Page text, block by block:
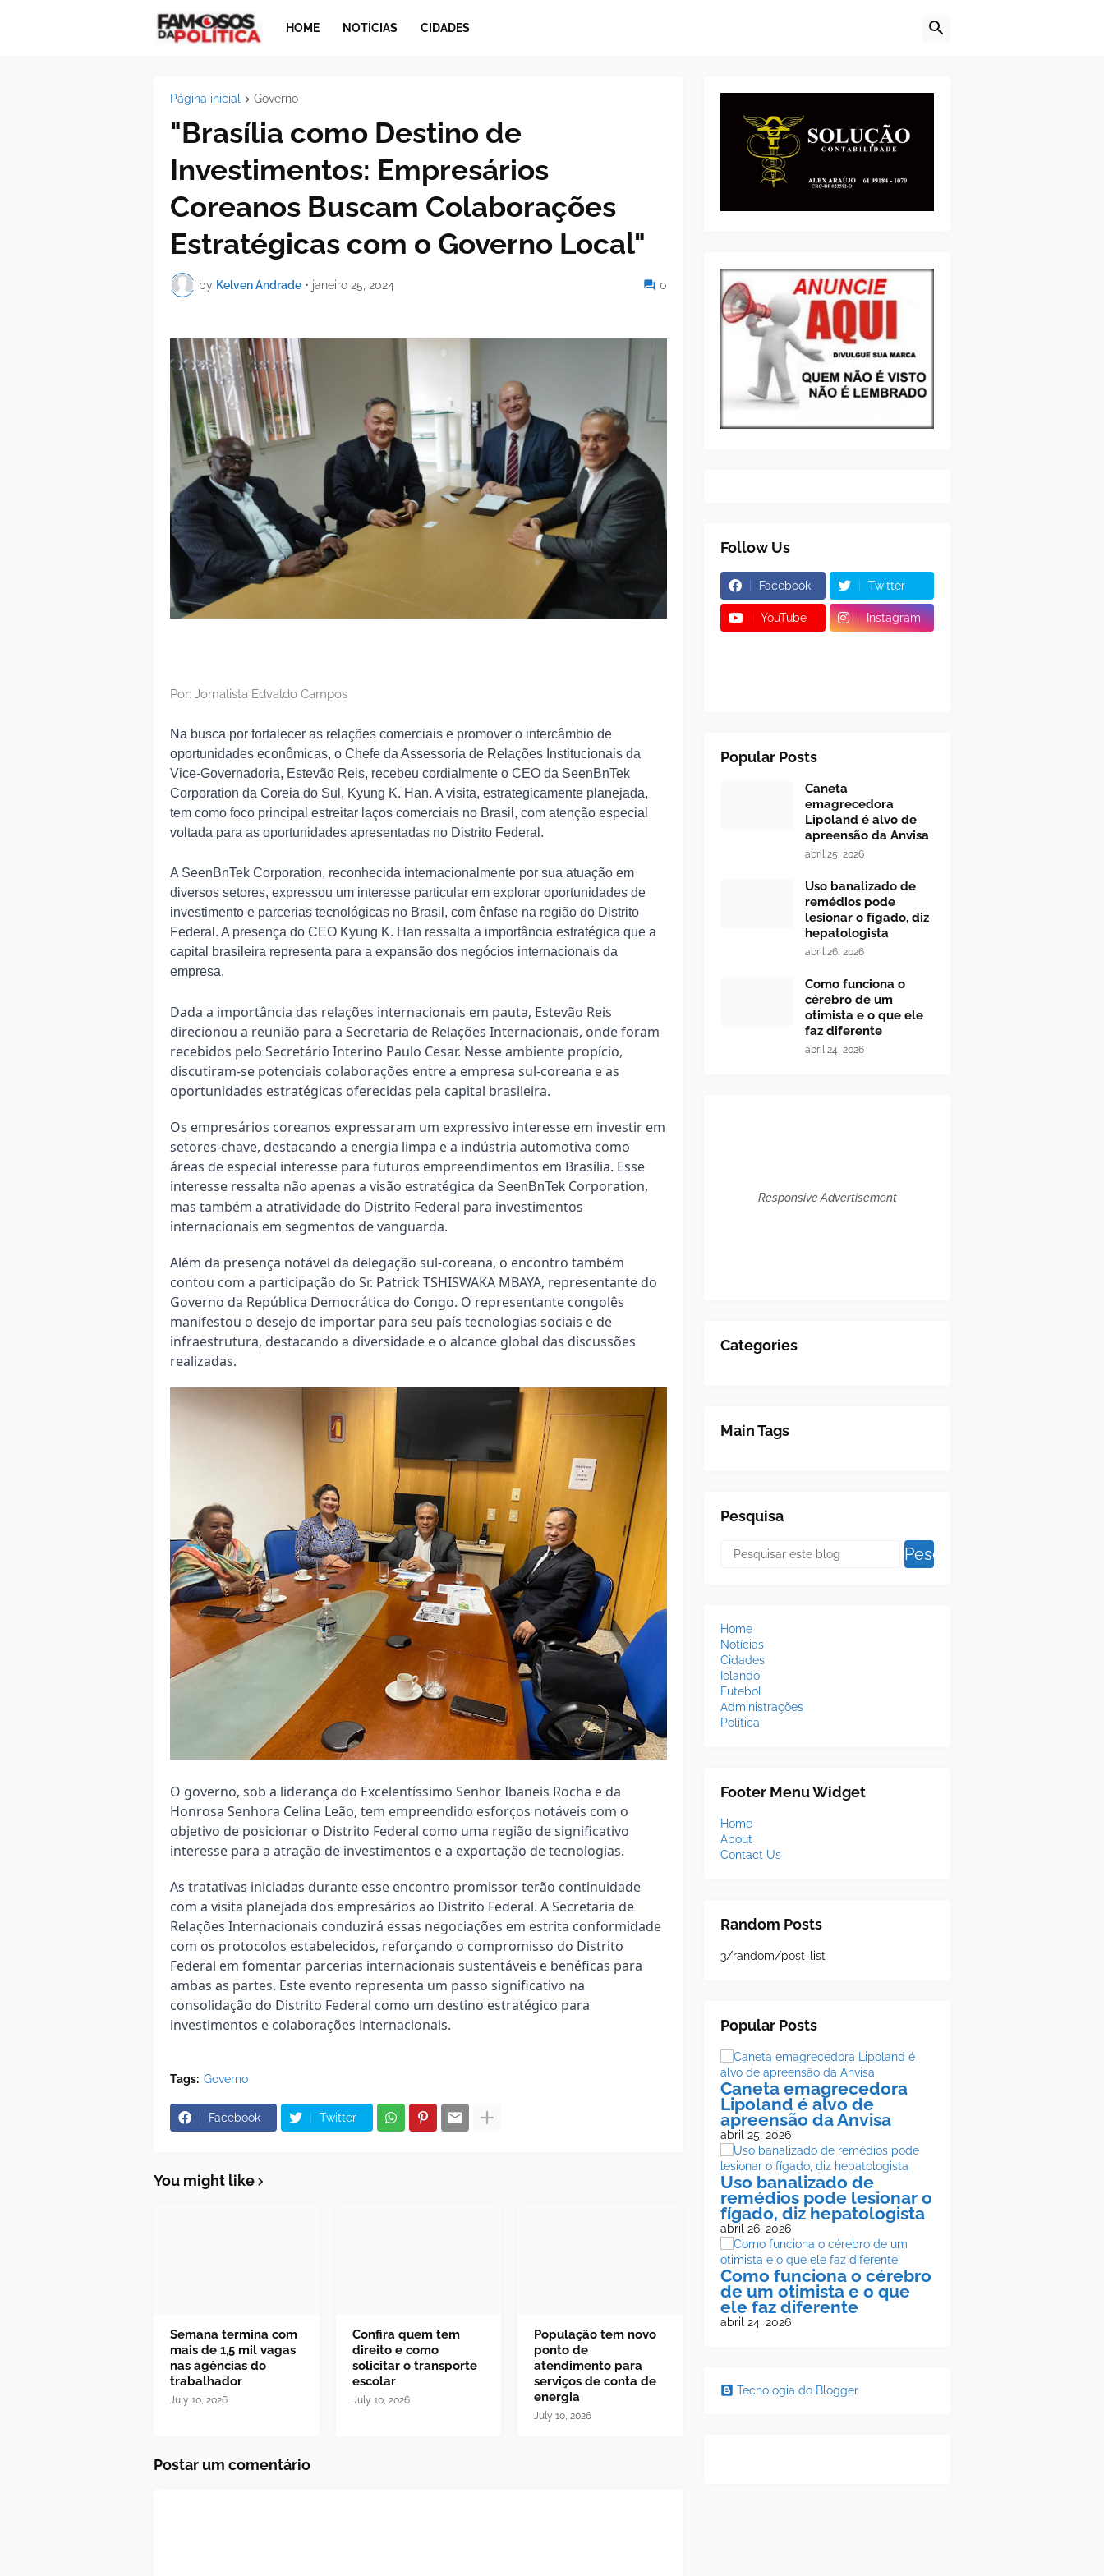
HOME NOTÍCIAS CIDADES
Página inicial Governo
"Brasília como Destino de
Investimentos: Empresários
Coreanos Buscam Colaborações
Estratégicas com o Governo Local"
by Kelven Andrade • janeiro 25, 2024 0
Por: Jornalista Edvaldo Campos
Na busca por fortalecer as relações comerciais e promover o intercâmbio de
oportunidades econômicas, o Chefe da Assessoria de Relações Institucionais da
Vice-Governadoria, Estevão Reis, recebeu cordialmente o CEO da SeenBnTek
Corporation da Coreia do Sul, Kyung K. Han. A visita, estrategicamente planejada,
tem como foco principal estreitar laços comerciais no Brasil, com atenção especial
voltada para as oportunidades apresentadas no Distrito Federal.
A SeenBnTek Corporation, reconhecida internacionalmente por sua atuação em
diversos setores, expressou um interesse particular em explorar oportunidades de
investimento e parcerias tecnológicas no Brasil, com ênfase na região do Distrito
Federal. A presença do CEO Kyung K. Han ressalta a importância estratégica que a
capital brasileira representa para a expansão dos negócios internacionais da
empresa.
Dada a importância das relações internacionais em pauta, Estevão Reis
direcionou a reunião para a Secretaria de Relações Internacionais, onde foram
recebidos pelo Secretário Interino Paulo Cesar. Nesse ambiente propício,
discutiram-se potenciais colaborações entre a empresa sul-coreana e as
oportunidades estratégicas oferecidas pela capital brasileira.
Os empresários coreanos expressaram um expressivo interesse em investir em
setores-chave, destacando a energia limpa e a indústria automotiva como
áreas de especial interesse para futuros empreendimentos em Brasília. Esse
interesse ressalta não apenas a visão estratégica da SeenBnTek Corporation,
mas também a atratividade do Distrito Federal para investimentos
internacionais em segmentos de vanguarda.
Além da presença notável da delegação sul-coreana, o encontro também
contou com a participação do Sr. Patrick TSHISWAKA MBAYA, representante do
Governo da República Democrática do Congo. O representante congolês
manifestou o desejo de importar para seu país tecnologias sociais e de
infraestrutura, destacando a diversidade e o alcance global das discussões
realizadas.
O governo, sob a liderança do Excelentíssimo Senhor Ibaneis Rocha e da
Honrosa Senhora Celina Leão, tem empreendido esforços notáveis com o
objetivo de posicionar o Distrito Federal como uma região de significativo
interesse para a atração de investimentos e a exportação de tecnologias.
As tratativas iniciadas durante esse encontro promissor terão continuidade
com a visita planejada dos empresários ao Distrito Federal. A Secretaria de
Relações Internacionais conduzirá essas negociações em estrita conformidade
com os protocolos estabelecidos, reforçando o compromisso do Distrito
Federal em fomentar parcerias internacionais sustentáveis e benéficas para
ambas as partes. Este evento representa um passo significativo na
consolidação do Distrito Federal como um destino estratégico para
investimentos e colaborações internacionais.
Tags: Governo
Facebook Twitter
You might like
Semana termina com
mais de 1,5 mil vagas
nas agências do
trabalhador
July 10, 2026
Confira quem tem
direito e como
solicitar o transporte
escolar
July 10, 2026
População tem novo
ponto de
atendimento para
serviços de conta de
energia
July 10, 2026
Postar um comentário
Follow Us
Facebook Twitter
YouTube Instagram
Popular Posts
Caneta
emagrecedora
Lipoland é alvo de
apreensão da Anvisa
abril 25, 2026
Uso banalizado de
remédios pode
lesionar o fígado, diz
hepatologista
abril 26, 2026
Como funciona o
cérebro de um
otimista e o que ele
faz diferente
abril 24, 2026
Responsive Advertisement
Categories
Main Tags
Pesquisa
Home
Notícias
Cidades
Iolando
Futebol
Administrações
Política
Footer Menu Widget
Home
About
Contact Us
Random Posts
3/random/post-list
Popular Posts
Caneta emagrecedora
Lipoland é alvo de
apreensão da Anvisa
abril 25, 2026
Uso banalizado de
remédios pode lesionar o
fígado, diz hepatologista
abril 26, 2026
Como funciona o cérebro
de um otimista e o que
ele faz diferente
abril 24, 2026
Tecnologia do Blogger